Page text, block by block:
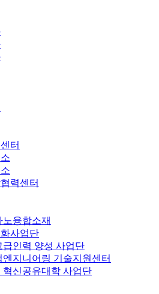
터
력센터
융합소재
사업단
급인력 양성 사업단
지니어링 기술지원센터
혁신공유대학 사업단